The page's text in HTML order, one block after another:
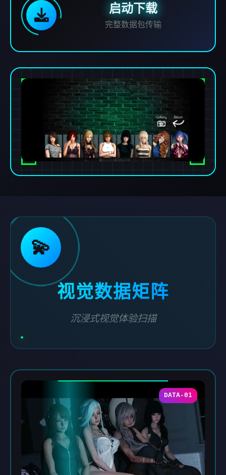
启动下载
完整数据包传输
💫
视觉数据矩阵
沉浸式视觉体验扫描
DATA-01